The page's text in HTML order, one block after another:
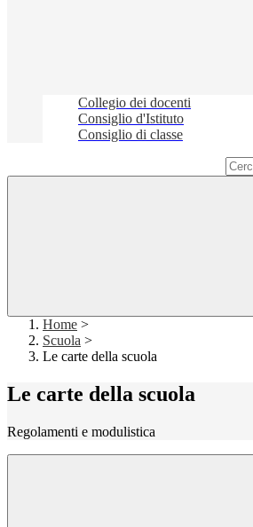
Collegio dei docenti
Consiglio d'Istituto
Consiglio di classe
Home >
Scuola >
Le carte della scuola
Le carte della scuola
Regolamenti e modulistica